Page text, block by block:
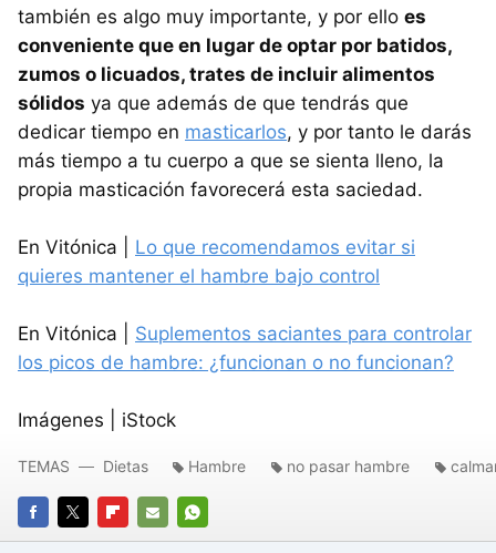
también es algo muy importante, y por ello es
conveniente que en lugar de optar por batidos,
zumos o licuados, trates de incluir alimentos
sólidos ya que además de que tendrás que
dedicar tiempo en masticarlos, y por tanto le darás
más tiempo a tu cuerpo a que se sienta lleno, la
propia masticación favorecerá esta saciedad.
En Vitónica | Lo que recomendamos evitar si
quieres mantener el hambre bajo control
En Vitónica | Suplementos saciantes para controlar
los picos de hambre: ¿funcionan o no funcionan?
Imágenes | iStock
FACEBOOK
TWITTERFLIPBOARD
E-
WHATSAPP
TEMAS Dietas Hambre no pasar hambre